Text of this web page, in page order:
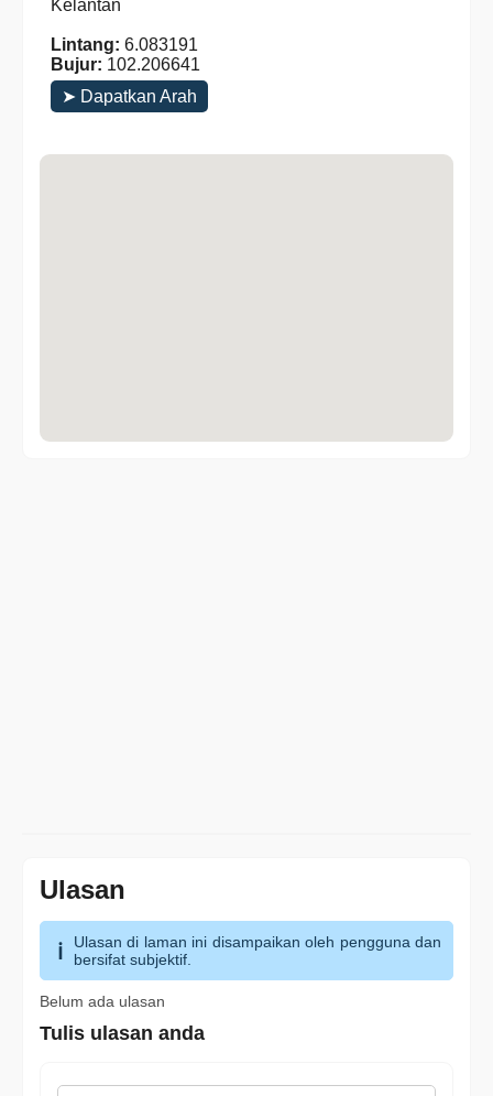
Kelantan
Lintang: 6.083191
Bujur: 102.206641
➤ Dapatkan Arah
Ulasan
Ulasan di laman ini disampaikan oleh pengguna dan
bersifat subjektif.
Belum ada ulasan
Tulis ulasan anda